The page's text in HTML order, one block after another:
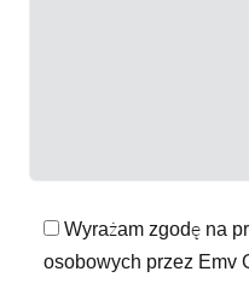
Wyrażam zgodę na
osobowych przez Emv